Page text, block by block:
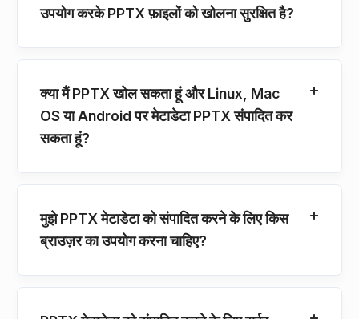
उपयोग करके PPTX फ़ाइलों को खोलना सुरक्षित है?
क्या मैं PPTX खोल सकता हूं और Linux, Mac
OS या Android पर मेटाडेटा PPTX संपादित कर
सकता हूं?
मुझे PPTX मेटाडेटा को संपादित करने के लिए किस
ब्राउज़र का उपयोग करना चाहिए?